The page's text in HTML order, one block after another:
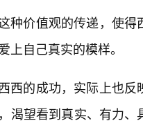
种价值观的传递，使
上自己真实的模样。
西的成功，实际上也
渴望看到真实、有力